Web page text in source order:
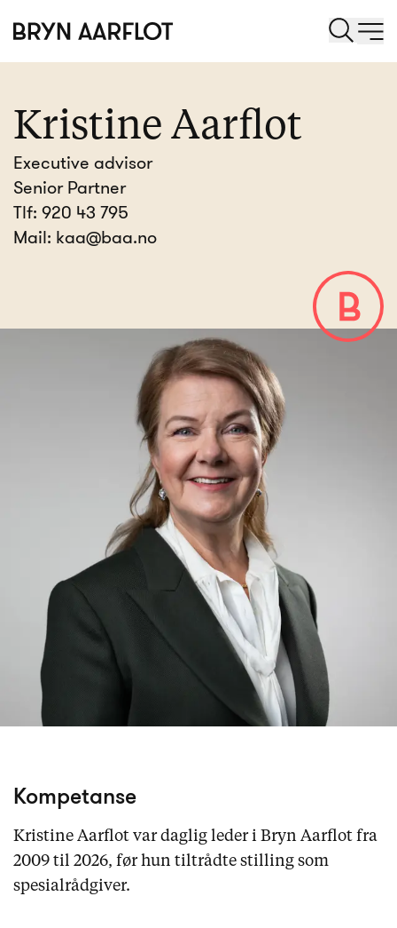
Kristine Aarflot
Executive advisor
Senior Partner
Tlf: 920 43 795
Mail: kaa@baa.no
Kompetanse
Kristine Aarflot var daglig leder i Bryn Aarflot fra
2009 til 2026, før hun tiltrådte stilling som
spesialrådgiver.